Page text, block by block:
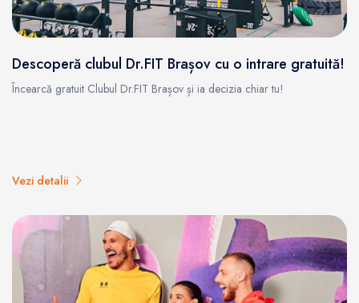
Descoperă clubul Dr.FIT Brașov cu o intrare gratuită!
Încearcă gratuit Clubul Dr.FIT Brașov și ia decizia chiar tu!
Vezi detalii